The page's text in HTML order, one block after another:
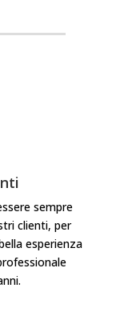
sempre
clienti, per
esperienza